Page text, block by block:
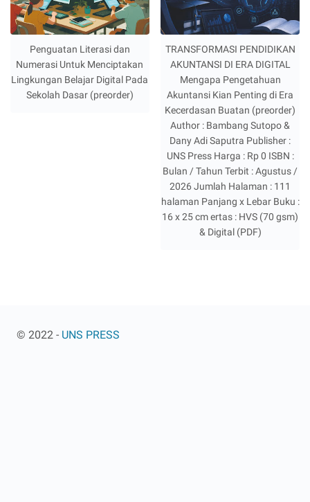
Penguatan Literasi dan
Numerasi Untuk Menciptakan
Lingkungan Belajar Digital Pada
Sekolah Dasar (preorder)
TRANSFORMASI PENDIDIKAN
AKUNTANSI DI ERA DIGITAL
Mengapa Pengetahuan
Akuntansi Kian Penting di Era
Kecerdasan Buatan (preorder)
Author : Bambang Sutopo &
Dany Adi Saputra Publisher :
UNS Press Harga : Rp 0 ISBN :
Bulan / Tahun Terbit : Agustus /
2026 Jumlah Halaman : 111
halaman Panjang x Lebar Buku :
16 x 25 cm ertas : HVS (70 gsm)
& Digital (PDF)
© 2022 - UNS PRESS